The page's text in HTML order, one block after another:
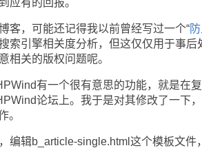
应有的回报。
，可能还记得我以前曾经写过一个“
索引擎相关度分析，但这仅仅用于事
相关的版权问题呢。
有一个很有意思的功能，就是在复
论坛上。我于是对其修改了一下
。
辑b_article-single.html这个模板文件